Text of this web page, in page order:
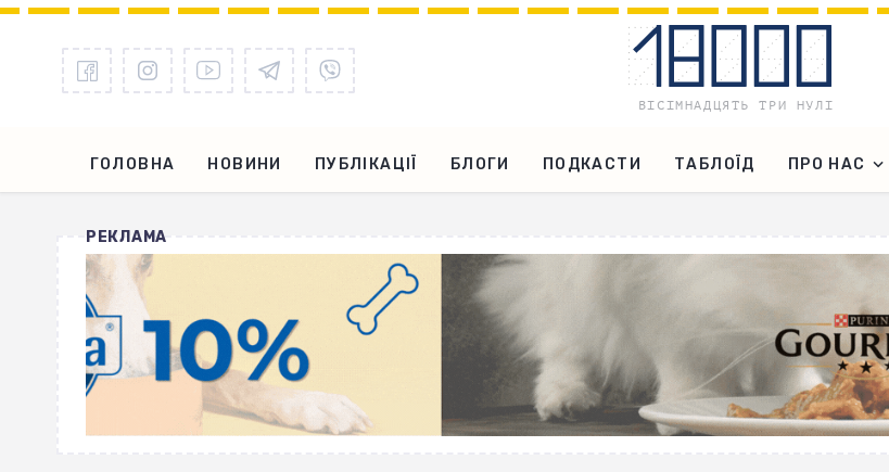
ГОЛОВНА НОВИНИ ПУБЛІКАЦІЇ БЛОГИ ПОДКАСТИ ТАБЛОЇД ПРО НАС
РЕКЛАМА